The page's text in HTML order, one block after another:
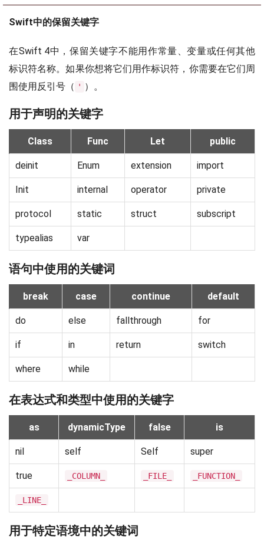
Swift中的保留关键字
在Swift 4中，保留关键字不能用作常量、变量或任何其他
标识符名称。如果你想将它们用作标识符，你需要在它们周
围使用反引号（ ' ）。
用于声明的关键字
Class Func Let public
deinit Enum extension import
Init internal operator private
protocol static struct subscript
typealias var
语句中使用的关键词
break case continue default
do else fallthrough for
if in return switch
where while
在表达式和类型中使用的关键字
as dynamicType false is
nil self Self super
true _COLUMN_ _FILE_ _FUNCTION_
_LINE_
用于特定语境中的关键词